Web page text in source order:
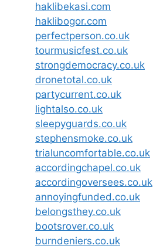
haklibekasi.com
haklibogor.com
perfectperson.co.uk
tourmusicfest.co.uk
strongdemocracy.co.uk
dronetotal.co.uk
partycurrent.co.uk
lightalso.co.uk
sleepyguards.co.uk
stephensmoke.co.uk
trialuncomfortable.co.uk
accordingchapel.co.uk
accordingoversees.co.uk
annoyingfunded.co.uk
belongsthey.co.uk
bootsrover.co.uk
burndeniers.co.uk